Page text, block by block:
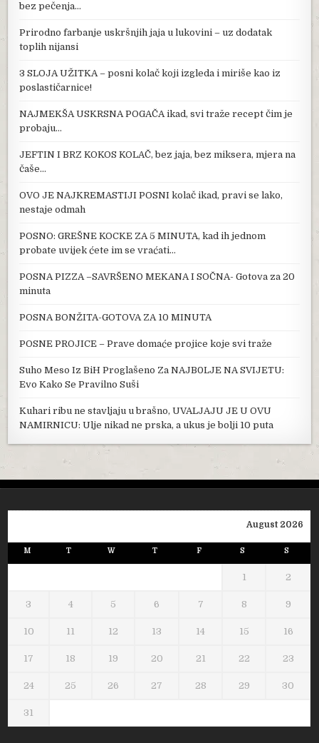
bez pečenja…
Prirodno farbanje uskršnjih jaja u lukovini – uz dodatak
toplih nijansi
3 SLOJA UŽITKA – posni kolač koji izgleda i miriše kao iz
poslastičarnice!
NAJMEKŠA USKRSNA POGAČA ikad, svi traže recept čim je
probaju…
JEFTIN I BRZ KOKOS KOLAČ, bez jaja, bez miksera, mjera na
čaše…
OVO JE NAJKREMASTIJI POSNI kolač ikad, pravi se lako,
nestaje odmah
POSNO: GREŠNE KOCKE ZA 5 MINUTA, kad ih jednom
probate uvijek ćete im se vraćati…
POSNA PIZZA –SAVRŠENO MEKANA I SOČNA- Gotova za 20
minuta
POSNA BONŽITA-GOTOVA ZA 10 MINUTA
POSNE PROJICE – Prave domaće projice koje svi traže
Suho Meso Iz BiH Proglašeno Za NAJB0LJE NA SVIJETU:
Evo Kako Se Pravilno Suši
Kuhari ribu ne stavljaju u brašno, UVALJAJU JE U OVU
NAMIRNICU: Ulje nikad ne prska, a ukus je bolji 10 puta
August 2026
M T W T F S S
1 2
3 4 5 6 7 8 9
10 11 12 13 14 15 16
17 18 19 20 21 22 23
24 25 26 27 28 29 30
31